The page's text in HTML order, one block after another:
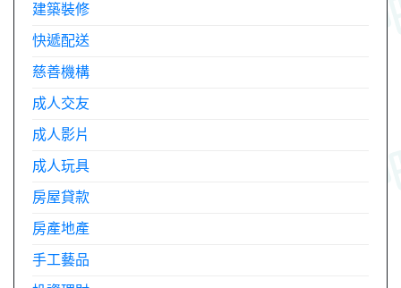
建築裝修
快遞配送
慈善機構
成人交友
成人影片
成人玩具
房屋貸款
房產地產
手工藝品